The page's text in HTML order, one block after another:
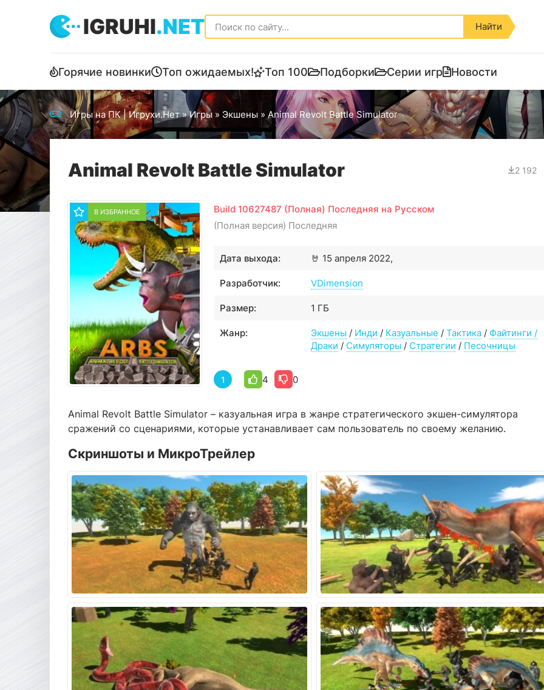
IGRUHI.NET Найти
Горячие новинки Топ ожидаемых! Топ 100 Подборки Серии игр Новости
Игры на ПК | Игрухи.Нет»Игры» Экшены » Animal Revolt Battle Simulator
Animal Revolt Battle Simulator 2 192
В ИЗБРАННОЕ
Build 10627487 (Полная) Последняя на Русском
(Полная версия) Последняя
🤘
Дата выхода: 15 апреля 2022,
Разработчик: VDimension
Размер: 1 ГБ
Жанр: Экшены / Инди / Казуальные / Тактика / Файтинги /
Драки / Симуляторы / Стратегии / Песочницы
1 4 0
Animal Revolt Battle Simulator – казуальная игра в жанре стратегического экшен-симулятора
сражений со сценариями, которые устанавливает сам пользователь по своему желанию.
Скриншоты и МикроТрейлер